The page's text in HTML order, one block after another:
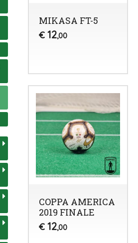
MIKASA FT-5
€ 12,00
COPPA AMERICA
2019 FINALE
€ 12,00